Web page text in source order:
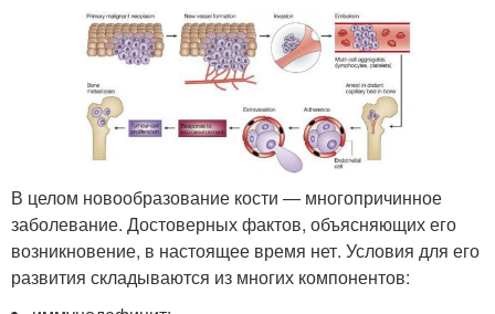
В целом новообразование кости — многопричинное
заболевание. Достоверных фактов, объясняющих его
возникновение, в настоящее время нет. Условия для его
развития складываются из многих компонентов: